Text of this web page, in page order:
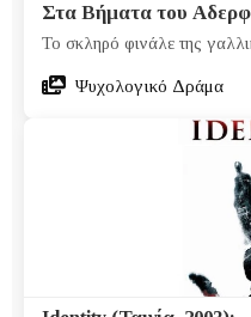
Στα Βήματα του
Το σκληρό φινάλε της
Ψυχολογικό Δράμα